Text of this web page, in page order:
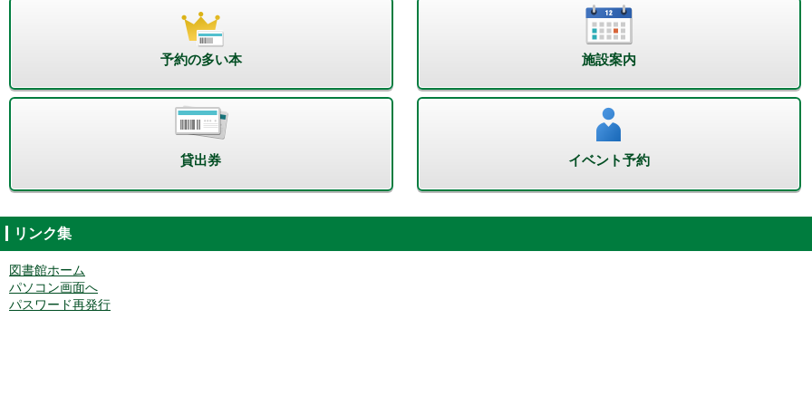
予約の多い本 施設案内
貸出券 イベント予約
リンク集
図書館ホーム
パソコン画面へ
パスワード再発行